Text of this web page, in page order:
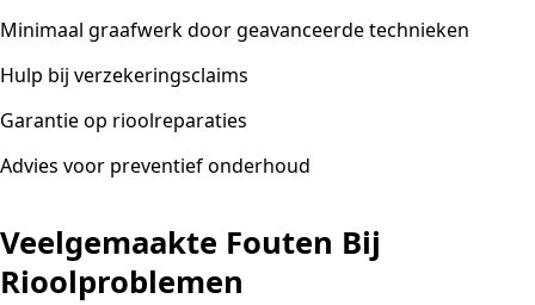
Minimaal graafwerk door geavanceerde technieken
Hulp bij verzekeringsclaims
Garantie op rioolreparaties
Advies voor preventief onderhoud
Veelgemaakte Fouten Bij
Rioolproblemen